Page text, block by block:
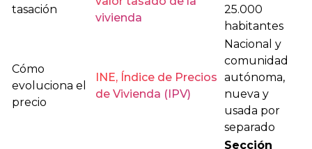
tasación
vivienda
25.000
habitantes
Cómo
evoluciona el
precio
INE, Índice de Precios
de Vivienda (IPV)
Nacional y
comunidad
autónoma,
nueva y
usada por
separado
Sección